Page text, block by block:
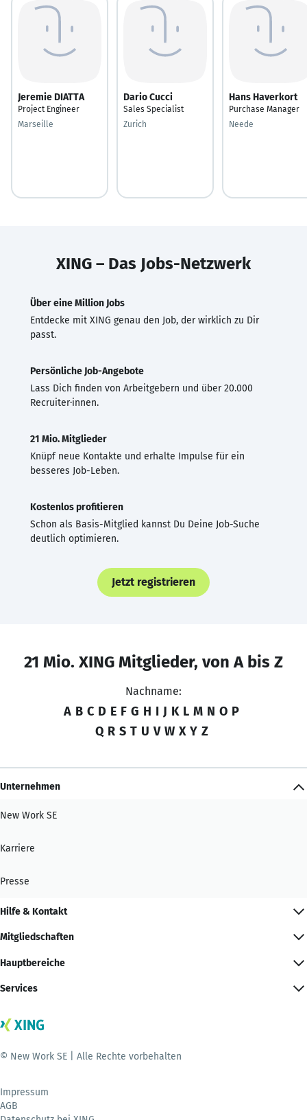
Jeremie DIATTA
Project Engineer
Marseille
Dario Cucci
Sales Specialist
Zurich
Hans Haverkort
Purchase Manager
Neede
XING – Das Jobs-Netzwerk
Über eine Million Jobs
Entdecke mit XING genau den Job, der wirklich zu Dir
passt.
Persönliche Job-Angebote
Lass Dich finden von Arbeitgebern und über 20.000
Recruiter·innen.
21 Mio. Mitglieder
Knüpf neue Kontakte und erhalte Impulse für ein
besseres Job-Leben.
Kostenlos profitieren
Schon als Basis-Mitglied kannst Du Deine Job-Suche
deutlich optimieren.
Jetzt registrieren
21 Mio. XING Mitglieder, von A bis Z
Nachname:
A B C D E F G H I J K L M N O P
Q R S T U V W X Y Z
Unternehmen
New Work SE
Karriere
Presse
Hilfe & Kontakt
Mitgliedschaften
Hauptbereiche
Services
© New Work SE | Alle Rechte vorbehalten
Impressum
AGB